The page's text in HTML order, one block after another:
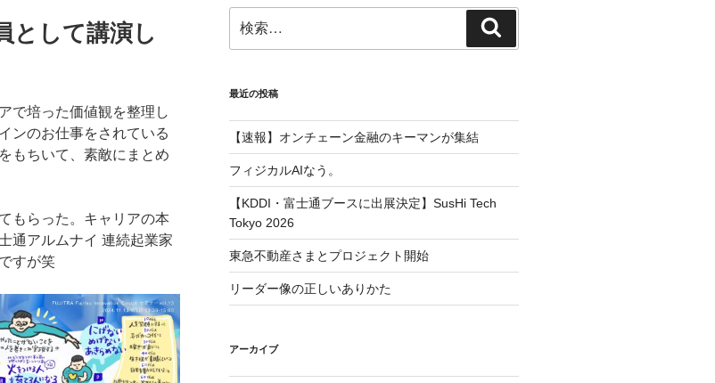
として講演し
で培った価値観を整理し
ンのお仕事をされている
もちいて、素敵にまとめ
もらった。キャリアの本
通アルムナイ 連続起業家
すが笑
索:
索
最近の投稿
【速報】オンチェーン金融のキーマンが集結
フィジカルAIなう。
【KDDI・富士通ブースに出展決定】SusHi Tech
Tokyo 2026
東急不動産さまとプロジェクト開始
リーダー像の正しいありかた
アーカイブ